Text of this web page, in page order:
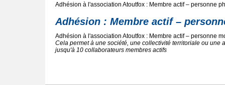
Adhésion à l'association Atoutfox : Membre actif – personne
Adhésion : Membre actif –
Adhésion à l'association Atoutfox : Membre actif – personne
Cela permet à une société, une collectivité territoriale ou une
jusqu'à 10 collaborateurs membres actifs